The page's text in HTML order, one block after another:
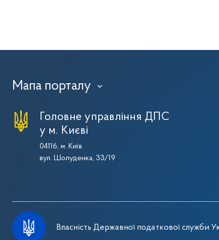
Мапа порталу ›
Головне управління ДПС
у м. Києві
04116, м. Київ
вул. Шолуденка, 33/19
Власність Державної податкової служби